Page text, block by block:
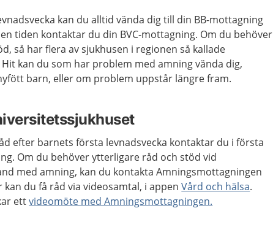
kan du alltid vända dig till din BB-mottagning
tiden kontaktar du din BVC-mottagning. Om du behöver
så har flera av sjukhusen i regionen så kallade
kan du som har problem med amning vända dig,
barn, eller om problem uppstår längre fram.
efter barnets första levnadsvecka kontaktar du i första
Om du behöver ytterligare råd och stöd vid
med amning, kan du kontakta Amningsmottagningen
kan du få råd via videosamtal, i appenVård och hälsa.
ettvideomöte med Amningsmottagningen.